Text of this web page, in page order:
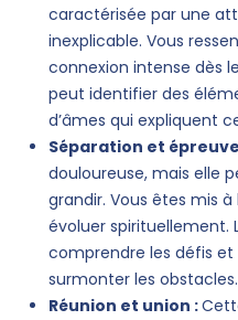
caractérisée par une
inexplicable. Vous
connexion intense dès
peut identifier des
d’âmes qui expliquent
Séparation et
douloureuse, mais elle
grandir. Vous êtes mis
évoluer spirituellement.
comprendre les défis
surmonter les obstacles.
Réunion et union :